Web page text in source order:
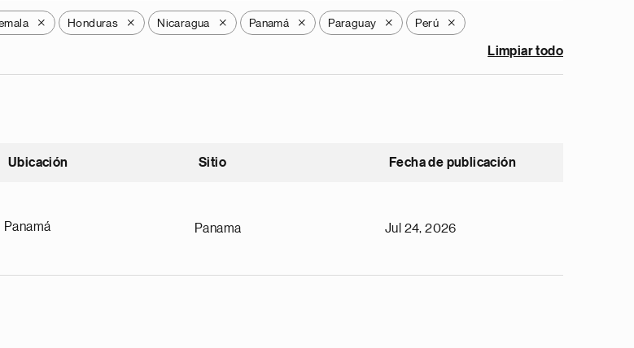
X Honduras X Nicaragua X Panamá X Paraguay X Perú X
Limpiar todo
Ubicación Sitio Fecha de publicación
Panamá Panama Jul 24, 2026